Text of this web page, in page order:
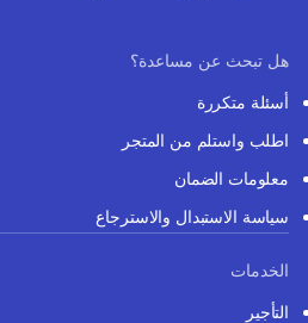
هل تبحث عن مساعدة؟
أسئلة متكررة
اطلب واستلم من المتجر
معلومات الضمان
سياسة الاستبدال والاسترجاع
الخدمات
التأجير